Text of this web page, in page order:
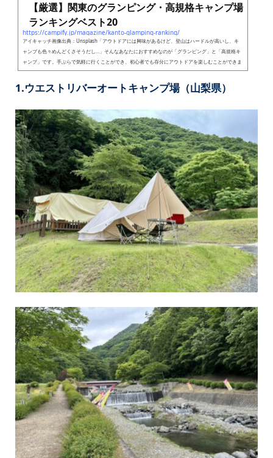
【厳選】関東のグランピング・高規格キャンプ場
ランキングベスト20
https://campify.jp/magazine/kanto-glamping-ranking/
アイキャッチ画像出典：Unsplash「アウトドアには興味があるけど、登山はハードルが高いし、キ
ャンプも色々めんどくさそうだし…」そんなあなたにおすすめなのが「グランピング」と「高規格キ
ャンプ」です。手ぶらで気軽に行くことができ、初心者でも存分にアウトドアを楽しむことができま
す。これからキャンプに挑戦したいという方は、まずグランピング場や高規格キャンプ場に行ってみ
るのがおすすめです。そこで今回は、関東近辺の「グランピング場・高規格キャンプ場ランキングベ
スト20」をご紹介します。第20位～第11位20位 Campo ...
1.ウエストリバーオートキャンプ場（山梨県）